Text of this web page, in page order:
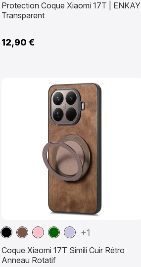
Protection Coque Xiaomi 17T | ENKAY
Transparent
12,90 €
NoirMarron
RoseVertViolet
+1
Coque Xiaomi 17T Simili Cuir Rétro
Anneau Rotatif